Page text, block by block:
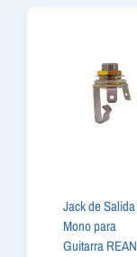
Jack de Salida
Mono para
Guitarra REAN